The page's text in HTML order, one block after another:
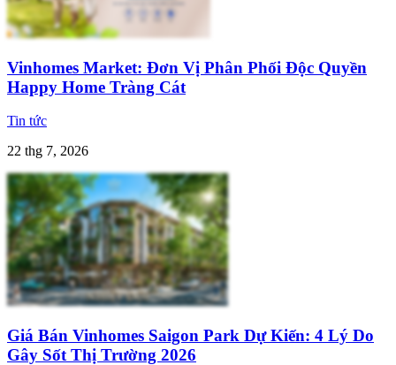
Vinhomes Market: Đơn Vị Phân Phối Độc Quyền
Happy Home Tràng Cát
Tin tức
22 thg 7, 2026
Giá Bán Vinhomes Saigon Park Dự Kiến: 4 Lý Do
Gây Sốt Thị Trường 2026